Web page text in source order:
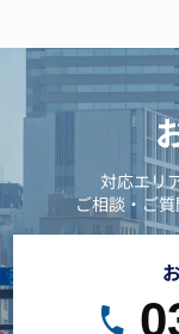
対応エリ
ご相談・ご